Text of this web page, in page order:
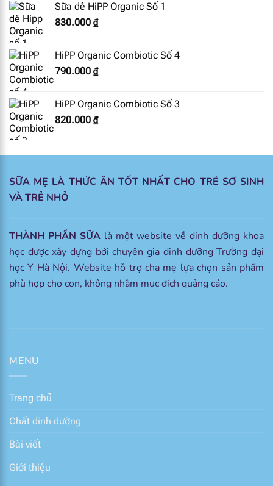
Sữa dê HiPP Organic Số 1
830.000 ₫
HiPP Organic Combiotic Số 4
790.000 ₫
HiPP Organic Combiotic Số 3
820.000 ₫
SỮA MẸ LÀ THỨC ĂN TỐT NHẤT CHO TRẺ SƠ SINH
VÀ TRẺ NHỎ
THÀNH PHẦN SỮA là một website về dinh dưỡng khoa
học được xây dựng bởi chuyên gia dinh dưỡng Trường đại
học Y Hà Nội. Website hỗ trợ cha mẹ lựa chọn sản phẩm
phù hợp cho con, không nhằm mục đich quảng cáo.
MENU
Trang chủ
Chất dinh dưỡng
Bài viết
Giới thiệu